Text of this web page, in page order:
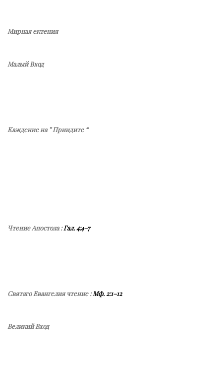
Мирная ектения
Малый Вход
Каждение на ” Приидите “
Чтение Апостола :Гал. 4:4–7
Святаго Евангелия чтение :Мф. 2:1–12
Великий Вход